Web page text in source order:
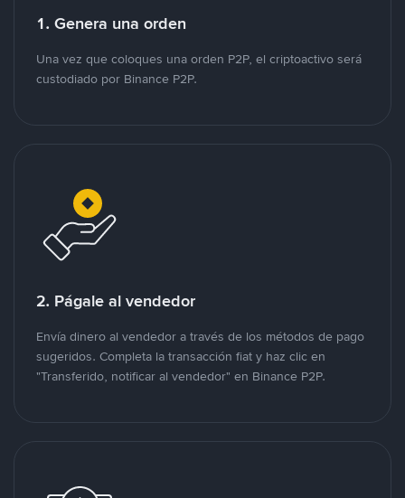
1. Genera una orden
Una vez que coloques una orden P2P, el criptoactivo será
custodiado por Binance P2P.
2. Págale al vendedor
Envía dinero al vendedor a través de los métodos de pago
sugeridos. Completa la transacción fiat y haz clic en
"Transferido, notificar al vendedor" en Binance P2P.